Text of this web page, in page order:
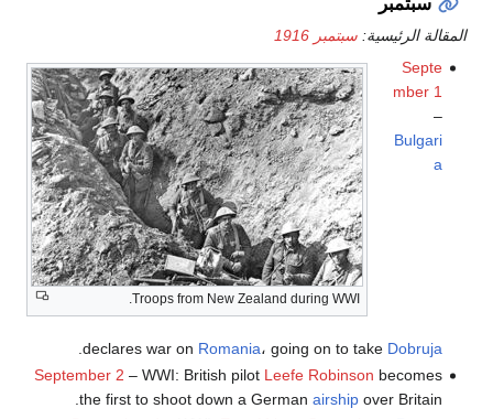
المقالة الرئيسية: سبتمبر 1916
Troops from New Zealand during WWI.
Septe
mber 1
–
Bulgari
a
declares war on Romania، going on to take Dobruja
.
September 2 – WWI: British pilot Leefe Robinson becomes
the first to shoot down a German airshipover Britain.